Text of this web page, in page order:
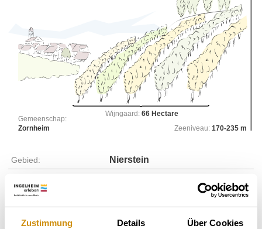
Zustimmung Details Über Cookies
Wijngaard: 66 Hectare
Gemeenschap:
Zornheim
Zeeniveau: 170-235 m
Gebied: Nierstein
Individuele locatie: